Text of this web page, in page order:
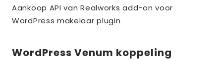
over
the_title;
Aankoop API van Realworks add-on voor
WordPress makelaar plugin
Lees
WordPress Venum koppeling